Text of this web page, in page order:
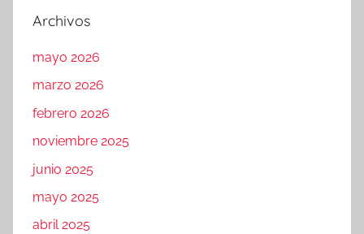
Archivos
mayo 2026
marzo 2026
febrero 2026
noviembre 2025
junio 2025
mayo 2025
abril 2025